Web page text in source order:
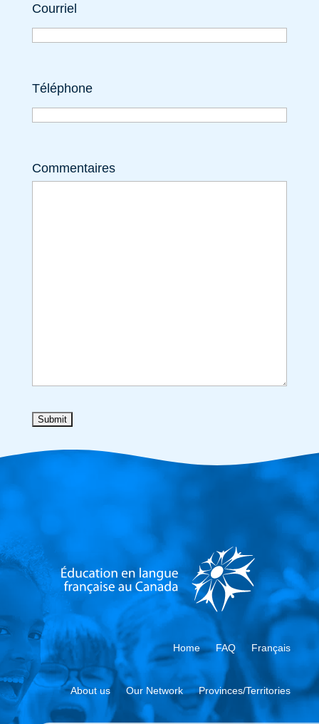
Courriel
Téléphone
Commentaires
Home FAQ Français
About us Our Network Provinces/Territories